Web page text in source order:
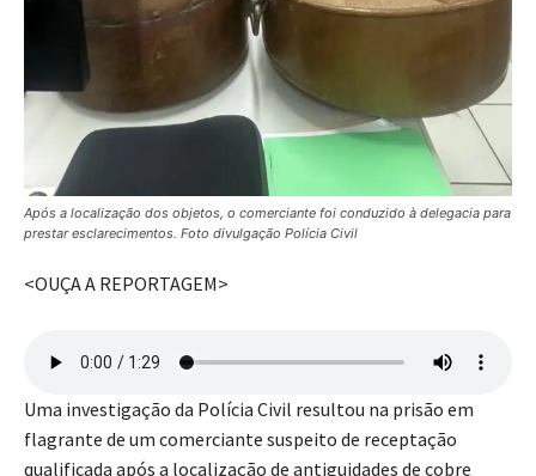
Após a localização dos objetos, o comerciante foi conduzido à delegacia para
prestar esclarecimentos. Foto divulgação Polícia Civil
<OUÇA A REPORTAGEM>
Uma investigação da Polícia Civil resultou na prisão em
flagrante de um comerciante suspeito de receptação
qualificada após a localização de antiguidades de cobre